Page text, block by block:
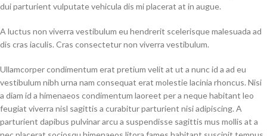
dui parturient vulputate vehicula dis mi placerat at in augue.
A luctus non viverra vestibulum eu hendrerit scelerisque malesuada ad
dis cras iaculis. Cras consectetur non viverra vestibulum.
Ullamcorper condimentum erat pretium velit at ut a nunc id a ad eu
vestibulum nibh urna nam consequat erat molestie lacinia rhoncus. Nisi
a diam id a himenaeos condimentum laoreet per a neque habitant leo
feugiat viverra nisl sagittis a curabitur parturient nisi adipiscing. A
parturient dapibus pulvinar arcu a suspendisse sagittis mus mollis at a